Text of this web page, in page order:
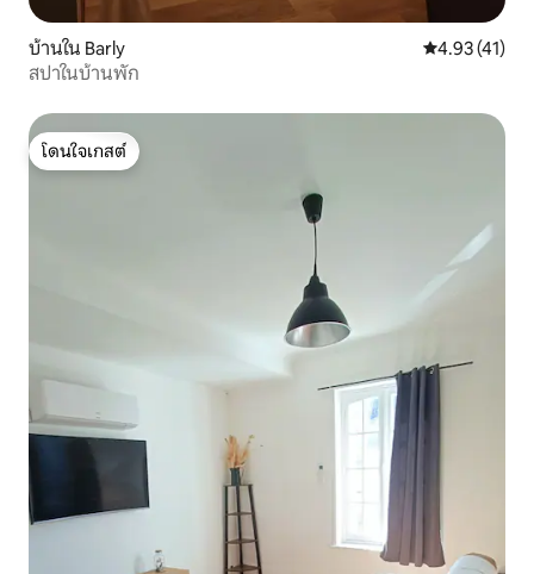
บ้านใน Barly คะแนนเฉลี่ย
4.93 (41)
สปาในบ้านพัก
โดนใจเกสต์
โดนใจเกสต์